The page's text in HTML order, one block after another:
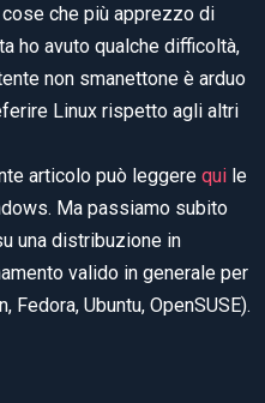
che più apprezzo di
ho avuto qualche difficoltà,
non smanettone è arduo
Linux rispetto agli altri
articolo può leggere qui le
Ma passiamo subito
una distribuzione in
valido in generale per
Ubuntu, OpenSUSE).